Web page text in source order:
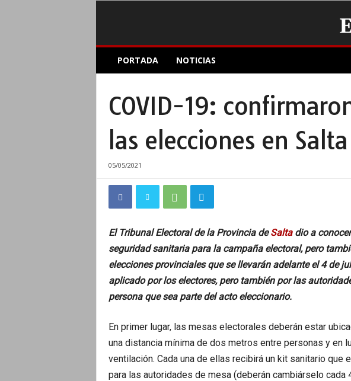
A
PORTADA NOTICIAS
COVID-19:
las elecciones en Salta
05/05/2021
El Tribunal Electoral de la Provincia deSaltadio a
seguridad sanitaria para la campaña electoral, pero
elecciones provinciales que se llevarán adelante el 4 de
aplicado por los electores, pero también por las
persona que sea parte del acto eleccionario.
En primer lugar, las mesas electorales deberán estar
una distancia mínima de dos metros entre personas y en
ventilación. Cada una de ellas recibirá un kit sanitario que
para las autoridades de mesa (deberán cambiárselo cada